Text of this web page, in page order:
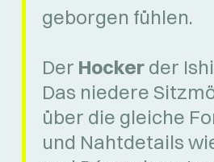
geborgen fühlen.
Der Hockerder
Das niedere
über die gleiche
und Nahtdetails